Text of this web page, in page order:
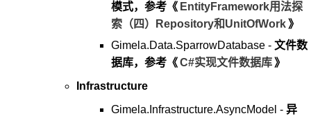
模式，参考《 EntityFramework用法探
索（四）Repository和UnitOfWork 》
Gimela.Data.SparrowDatabase - 文件数
据库，参考《C#实现文件数据库 》
Infrastructure
Gimela.Infrastructure.AsyncModel - 异